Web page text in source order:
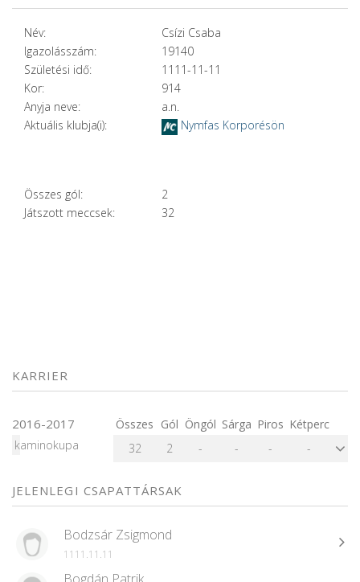
Név:
Csízi Csaba
Igazolásszám:
19140
Születési idő:
1111-11-11
Kor:
914
Anyja neve:
a.n.
Aktuális klubja(i):
Nymfas Korporésön
Összes gól:
2
Játszott meccsek:
32
KARRIER
2016-2017 Összes Gól Öngól Sárga Piros Kétperc
kaminokupa
32 2 - - - -
JELENLEGI CSAPATTÁRSAK
Bodzsár Zsigmond
1111.11.11